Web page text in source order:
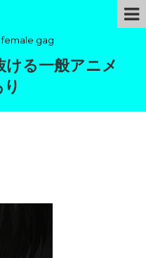
gag
ける一般アニメ